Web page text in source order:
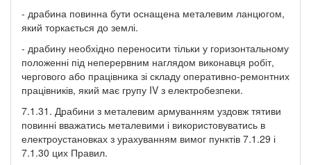
- драбина повинна бути оснащена металевим ланцюгом,
який торкається до землі.
- драбину необхідно переносити тільки у горизонтальному
положенні під неперервним наглядом виконавця робіт,
чергового або працівника зі складу оперативно-ремонтних
працівників, який має групу IV з електробезпеки.
7.1.31. Драбини з металевим армуванням уздовж тятиви
повинні вважатись металевими і використовуватись в
електроустановках з урахуванням вимог пунктів 7.1.29 і
7.1.30 цих Правил.